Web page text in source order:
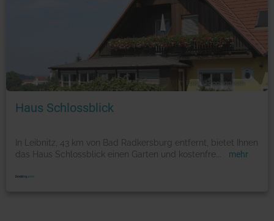
Foto: © booking.com
Haus Schlossblick
In Leibnitz, 43 km von Bad Radkersburg entfernt, bietet Ihnen
das Haus Schlossblick einen Garten und kostenfre
mehr